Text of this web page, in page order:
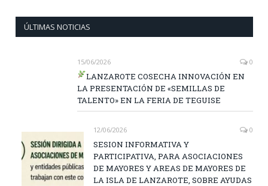
ÚLTIMAS NOTICIAS
15/06/2026 0
LANZAROTE COSECHA INNOVACIÓN EN
LA PRESENTACIÓN DE «SEMILLAS DE
TALENTO» EN LA FERIA DE TEGUISE
12/06/2026 0
SESION INFORMATIVA Y
PARTICIPATIVA, PARA ASOCIACIONES
DE MAYORES Y AREAS DE MAYORES DE
LA ISLA DE LANZAROTE, SOBRE AYUDAS